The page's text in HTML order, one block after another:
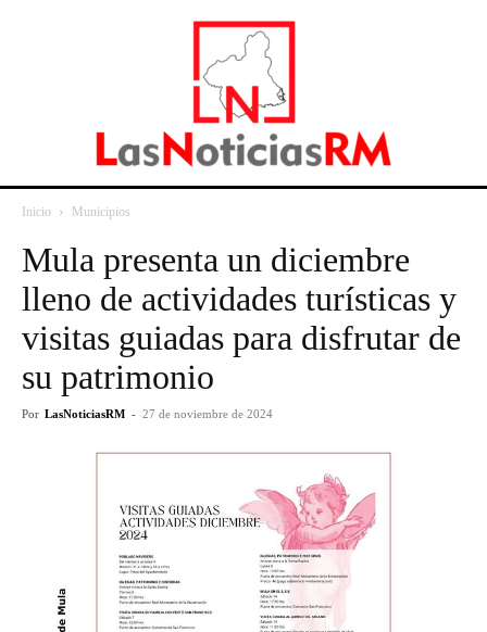
Inicio Municipios
Mula presenta un diciembre
lleno de actividades turísticas y
visitas guiadas para disfrutar de
su patrimonio
Por LasNoticiasRM - 27 de noviembre de 2024